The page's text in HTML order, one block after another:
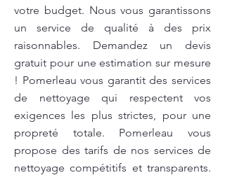
votre budget. Nous vous garantissons
un service de qualité à des prix
raisonnables. Demandez un devis
gratuit pour une estimation sur mesure
! Pomerleau vous garantit des services
de nettoyage qui respectent vos
exigences les plus strictes, pour une
propreté totale. Pomerleau vous
propose des tarifs de nos services de
nettoyage compétitifs et transparents.